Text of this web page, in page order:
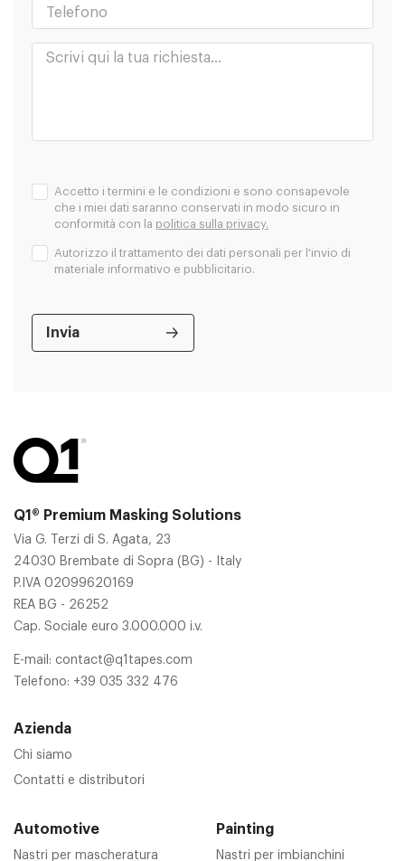
Accetto i termini e le condizioni e sono consapevole
che i miei dati saranno conservati in modo sicuro in
conformità con la politica sulla privacy.
Autorizzo il trattamento dei dati personali per l'invio di
materiale informativo e pubblicitario.
Q1® Premium Masking Solutions
Via G. Terzi di S. Agata, 23
24030 Brembate di Sopra (BG) - Italy
P.IVA 02099620169
REA BG - 26252
Cap. Sociale euro 3.000.000 i.v.
E-mail: contact@q1tapes.com
Telefono: +39 035 332 476
Azienda
Chi siamo
Contatti e distributori
Automotive
Nastri per mascheratura
Painting
Nastri per imbianchini